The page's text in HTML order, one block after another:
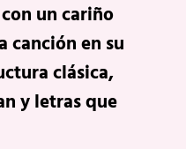
un cariño
canción en su
clásica,
y letras que